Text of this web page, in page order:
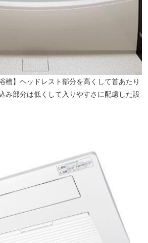
槽】ヘッドレスト部分を高くして首あたり
み部分は低くして入りやすさに配慮した設